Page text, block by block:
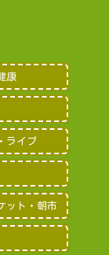
康
ライブ
ット・朝市